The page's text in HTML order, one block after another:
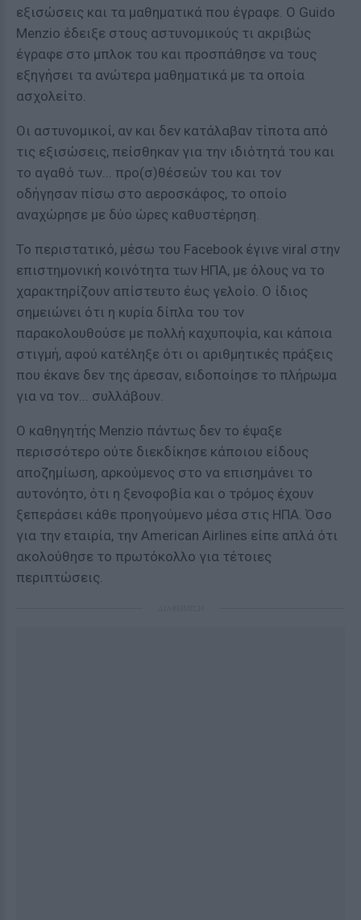
εξισώσεις και τα μαθηματικά που έγραφε. Ο Guido
Menzio έδειξε στους αστυνομικούς τι ακριβώς
έγραφε στο μπλοκ του και προσπάθησε να τους
εξηγήσει τα ανώτερα μαθηματικά με τα οποία
ασχολείτο.
Οι αστυνομικοί, αν και δεν κατάλαβαν τίποτα από
τις εξισώσεις, πείσθηκαν για την ιδιότητά του και
το αγαθό των... προ(σ)θέσεών του και τον
οδήγησαν πίσω στο αεροσκάφος, το οποίο
αναχώρησε με δύο ώρες καθυστέρηση.
Το περιστατικό, μέσω του Facebook έγινε viral στην
επιστημονική κοινότητα των ΗΠΑ, με όλους να το
χαρακτηρίζουν απίστευτο έως γελοίο. Ο ίδιος
σημειώνει ότι η κυρία δίπλα του τον
παρακολουθούσε με πολλή καχυποψία, και κάποια
στιγμή, αφού κατέληξε ότι οι αριθμητικές πράξεις
που έκανε δεν της άρεσαν, ειδοποίησε το πλήρωμα
για να τον... συλλάβουν.
Ο καθηγητής Menzio πάντως δεν το έψαξε
περισσότερο ούτε διεκδίκησε κάποιου είδους
αποζημίωση, αρκούμενος στο να επισημάνει το
αυτονόητο, ότι η ξενοφοβία και ο τρόμος έχουν
ξεπεράσει κάθε προηγούμενο μέσα στις ΗΠΑ. Όσο
για την εταιρία, την American Airlines είπε απλά ότι
ακολούθησε το πρωτόκολλο για τέτοιες
περιπτώσεις.